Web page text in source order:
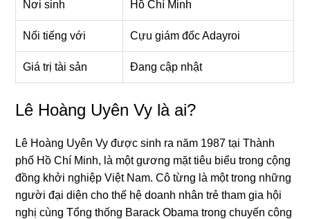
Nơi sinh Hồ Chí Minh
Nổi tiếng với Cựu giám đốc Adayroi
Giá trị tài sản Đang cập nhật
Lê Hoàng Uyên Vy là ai?
Lê Hoàng Uyên Vy được sinh ra năm 1987 tại Thành
phố Hồ Chí Minh, là một gương mặt tiêu biểu trong cộng
đồng khởi nghiệp Việt Nam. Cô từng là một trong những
người đại diện cho thế hệ doanh nhân trẻ tham gia hội
nghị cùng Tổng thống Barack Obama trong chuyến công